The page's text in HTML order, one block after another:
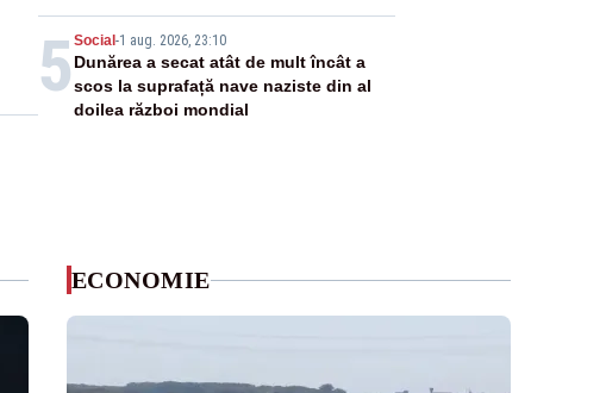
5 Social -1 aug. 2026, 23:10
Dunărea a secat atât de mult încât a
scos la suprafață nave naziste din al
doilea război mondial
ECONOMIE